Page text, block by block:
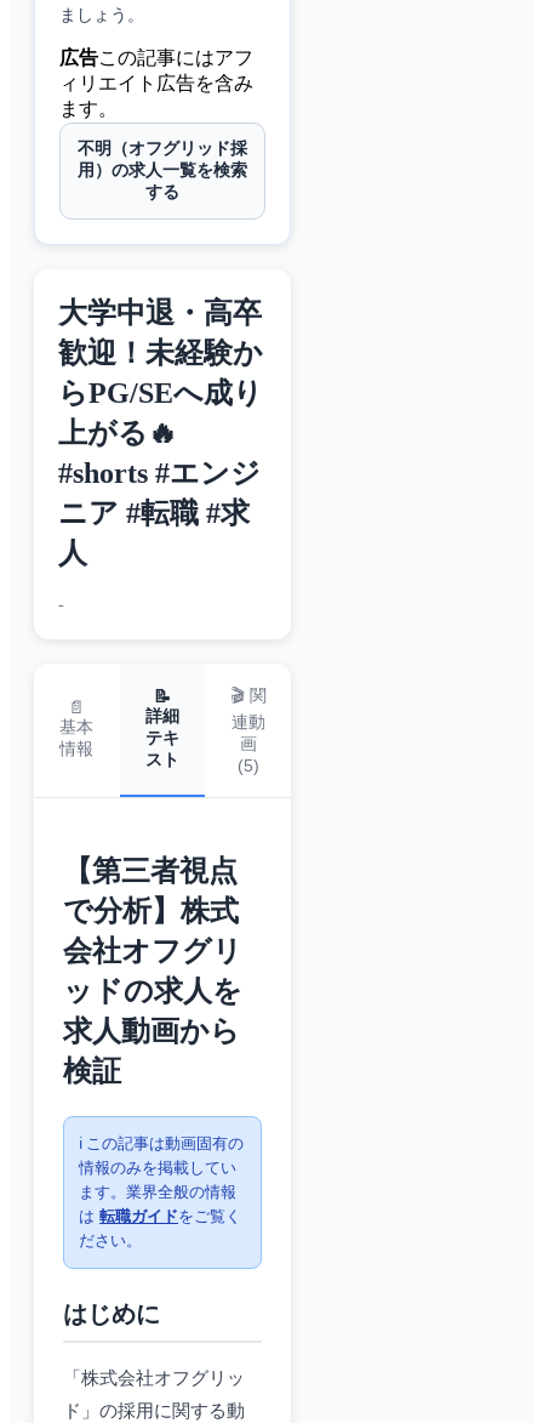
ましょう。
広告この記事にはアフ
ィリエイト広告を含み
ます。
不明（オフグリッド採
用）の求人一覧を検索
する
大学中退・高卒
歓迎！未経験か
らPG/SEへ成り
上がる🔥
#shorts #エンジ
ニア #転職 #求
人
-
📄
基本
情報
📝
詳細
テキ
スト
🎬 関
連動
画
(5)
【第三者視点
で分析】株式
会社オフグリ
ッドの求人を
求人動画から
検証
ℹ️ この記事は動画固有の
情報のみを掲載してい
ます。業界全般の情報
は 転職ガイドをご覧く
ださい。
はじめに
「株式会社オフグリッ
ド」の採用に関する動